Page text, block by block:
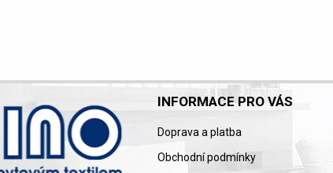
INFORMACE PRO VÁS
Doprava a platba
Obchodní podmínky